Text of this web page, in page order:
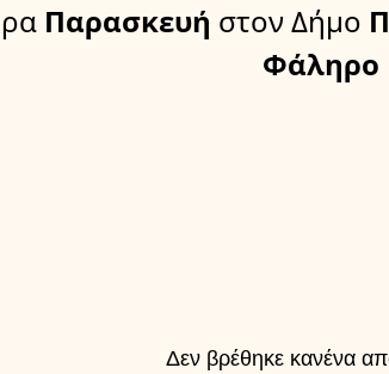
Παρασκευή στον Δήμο
Φάληρο
Δεν βρέθηκε κανένα